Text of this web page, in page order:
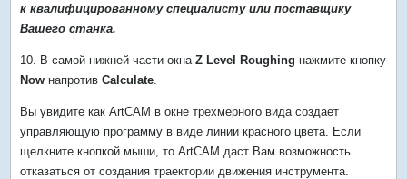
к квалифицированному специалисту или поставщику
Вашего станка.
10. В самой нижней части окнаZ Level Roughing нажмите кнопку
Now напротивCalculate
Вы увидите как АrtСАМ в окне трехмерного вида создает
управляющую программу в виде линии красного цвета. Если
щелкните кнопкой мыши, то ArtCAM даст Вам возможность
отказаться от создания траектории движения инструмента.